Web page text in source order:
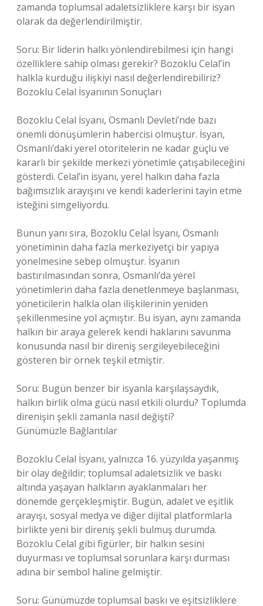
zamanda toplumsal adaletsizliklere karşı bir isyan
olarak da değerlendirilmiştir.
Soru: Bir liderin halkı yönlendirebilmesi için hangi
özelliklere sahip olması gerekir? Bozoklu Celal’in
halkla kurduğu ilişkiyi nasıl değerlendirebiliriz?
Bozoklu Celal İsyanının Sonuçları
Bozoklu Celal İsyanı, Osmanlı Devleti’nde bazı
önemli dönüşümlerin habercisi olmuştur. İsyan,
Osmanlı’daki yerel otoritelerin ne kadar güçlü ve
kararlı bir şekilde merkezi yönetimle çatışabileceğini
gösterdi. Celal’in isyanı, yerel halkın daha fazla
bağımsızlık arayışını ve kendi kaderlerini tayin etme
isteğini simgeliyordu.
Bunun yanı sıra, Bozoklu Celal İsyanı, Osmanlı
yönetiminin daha fazla merkeziyetçi bir yapıya
yönelmesine sebep olmuştur. İsyanın
bastırılmasından sonra, Osmanlı’da yerel
yönetimlerin daha fazla denetlenmeye başlanması,
yöneticilerin halkla olan ilişkilerinin yeniden
şekillenmesine yol açmıştır. Bu isyan, aynı zamanda
halkın bir araya gelerek kendi haklarını savunma
konusunda nasıl bir direniş sergileyebileceğini
gösteren bir örnek teşkil etmiştir.
Soru: Bugün benzer bir isyanla karşılaşsaydık,
halkın birlik olma gücü nasıl etkili olurdu? Toplumda
direnişin şekli zamanla nasıl değişti?
Günümüzle Bağlantılar
Bozoklu Celal İsyanı, yalnızca 16. yüzyılda yaşanmış
bir olay değildir; toplumsal adaletsizlik ve baskı
altında yaşayan halkların ayaklanmaları her
dönemde gerçekleşmiştir. Bugün, adalet ve eşitlik
arayışı, sosyal medya ve diğer dijital platformlarla
birlikte yeni bir direniş şekli bulmuş durumda.
Bozoklu Celal gibi figürler, bir halkın sesini
duyurması ve toplumsal sorunlara karşı durması
adına bir sembol haline gelmiştir.
Soru: Günümüzde toplumsal baskı ve eşitsizliklere